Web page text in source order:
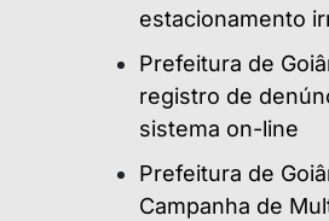
estacionamento
Prefeitura de
registro de
sistema on-line
Prefeitura de
Campanha de